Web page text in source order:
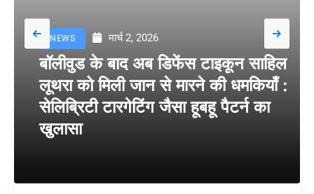
NEWS मार्च 2, 2026
बॉलीवुड के बाद अब डिफेंस टाइकून साहिल
लूथरा को मिली जान से मारने की धमकियाँ :
सेलिब्रिटी टारगेटिंग जैसा हूबहू पैटर्न का
खुलासा